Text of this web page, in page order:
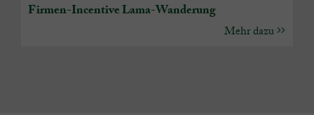
Firmen-Incentive Lama-Wanderung
Mehr dazu